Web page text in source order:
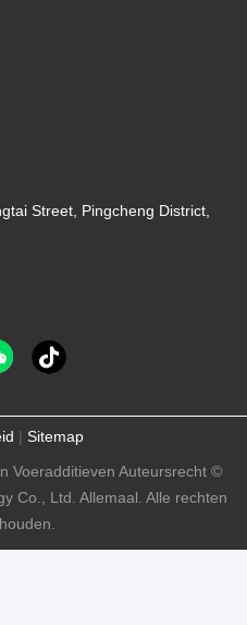
Street, Pingcheng District,
| Sitemap
Voeradditieven Auteursrecht ©
Co., Ltd. Allemaal. Alle rechten